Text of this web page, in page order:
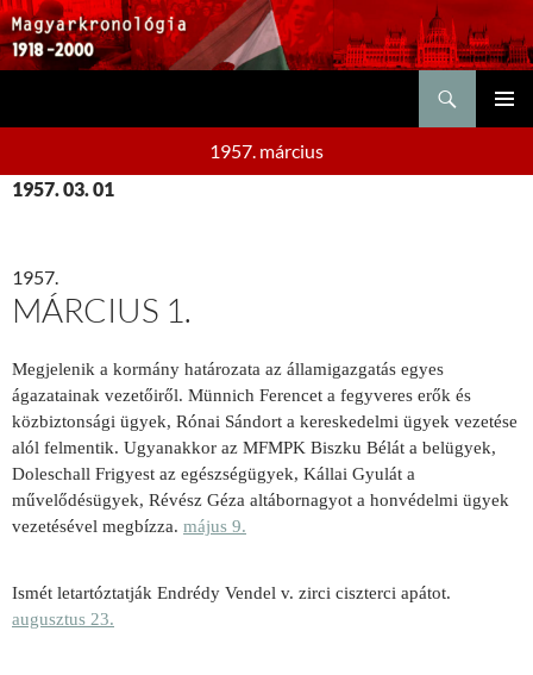
1957. március
1957. 03. 01
1957.
MÁRCIUS 1.
Megjelenik a kormány határozata az államigazgatás egyes
ágazatainak vezetőiről. Münnich Ferencet a fegyveres erők és
közbiztonsági ügyek, Rónai Sándort a kereskedelmi ügyek vezetése
alól felmentik. Ugyanakkor az MFMPK Biszku Bélát a belügyek,
Doleschall Frigyest az egészségügyek, Kállai Gyulát a
művelődésügyek, Révész Géza altábornagyot a honvédelmi ügyek
vezetésével megbízza. május 9.
Ismét letartóztatják Endrédy Vendel v. zirci ciszterci apátot.
augusztus 23.